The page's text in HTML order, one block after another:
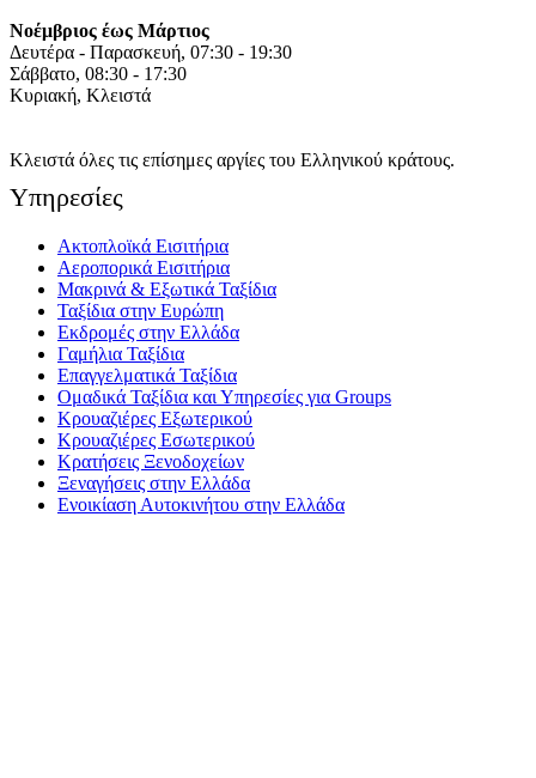
Νοέμβριος έως Μάρτιος
Δευτέρα - Παρασκευή, 07:30 - 19:30
Σάββατο, 08:30 - 17:30
Κυριακή, Κλειστά
Κλειστά όλες τις επίσημες αργίες του Ελληνικού κράτους.
Yπηρεσίες
Ακτοπλοϊκά Εισιτήρια
Αεροπορικά Εισιτήρια
Μακρινά & Εξωτικά Ταξίδια
Ταξίδια στην Ευρώπη
Εκδρομές στην Ελλάδα
Γαμήλια Ταξίδια
Επαγγελματικά Ταξίδια
Ομαδικά Ταξίδια και Υπηρεσίες για Groups
Κρουαζιέρες Εξωτερικού
Κρουαζιέρες Εσωτερικού
Κρατήσεις Ξενοδοχείων
Ξεναγήσεις στην Ελλάδα
Ενοικίαση Αυτοκινήτου στην Ελλάδα